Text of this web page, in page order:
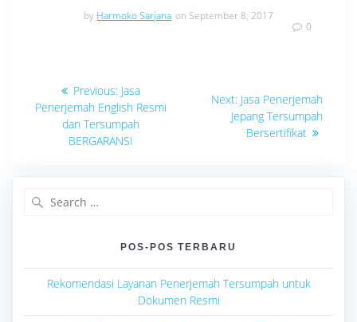
by Harmoko Sarjana on September 8, 2017
0
Navigasi
pos
Previous: Previous
post:
Jasa
Penerjemah English Resmi
dan Tersumpah
BERGARANSI
Next: Next
post:
Jasa Penerjemah
Jepang Tersumpah
Bersertifikat
POS-POS TERBARU
Rekomendasi Layanan Penerjemah Tersumpah untuk
Dokumen Resmi